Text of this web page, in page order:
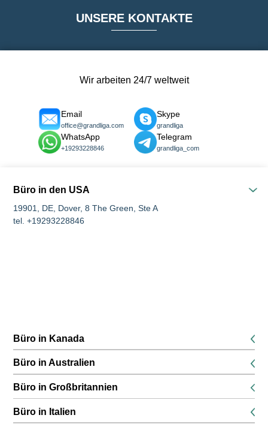
UNSERE KONTAKTE
Büro in den USA
19901, DE, Dover, 8 The Green, Ste A
tel. +19293228846
Büro in Kanada
K1P 5G3, Ottawa, 116 Albert Street Suites 200 & 300
tel. +16134168826
Büro in Australien
680 World Square, Ebene 45, 680 George Street, Sydney, NSW
tel. +61291889474
Büro in Großbritannien
SE13 6EE, London, 132 Lewisham High Street, 1 boden
tel. +442045771988
Büro in Italien
51016, PT, Montecatini Terme, über Umbria, 8a
Wir arbeiten 24/7 weltweit
Email
office@grandliga.com
Skype
grandliga
WhatsApp
+19293228846
Telegram
grandliga_com